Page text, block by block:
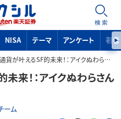
検索
NISA テーマ アンケート 著者
叶えるSF的未来！：アイクぬわらさんインタビュー【後編】
来！：アイクぬわらさん
ーム